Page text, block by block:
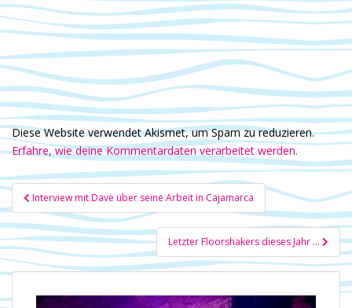
Diese Website verwendet Akismet, um Spam zu reduzieren.
Erfahre, wie deine Kommentardaten verarbeitet werden.
Beitragsnavigation
Interview mit Dave über seine Arbeit in Cajamarca
Letzter Floorshakers dieses Jahr …